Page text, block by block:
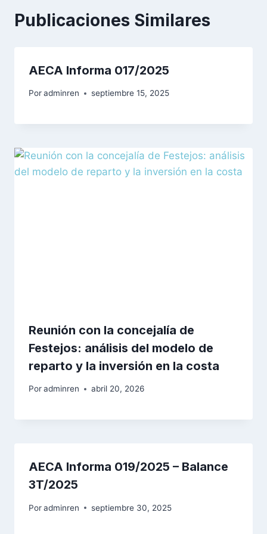
Publicaciones Similares
AECA Informa 017/2025
Poradminren septiembre 15, 2025
Reunión con la concejalía de
Festejos: análisis del modelo de
reparto y la inversión en la costa
Poradminren abril 20, 2026
AECA Informa 019/2025 – Balance
3T/2025
Poradminren septiembre 30, 2025